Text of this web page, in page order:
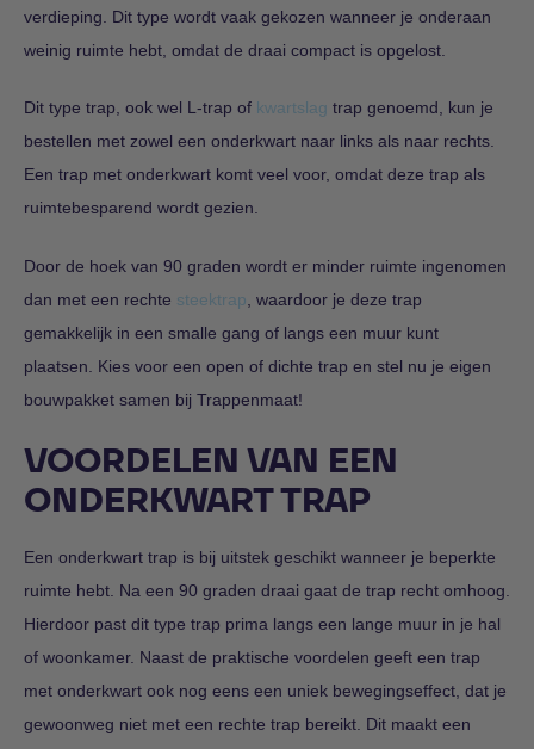
verdieping. Dit type wordt vaak gekozen wanneer je onderaan
weinig ruimte hebt, omdat de draai compact is opgelost.
Dit type trap, ook wel L-trap of kwartslag trap genoemd, kun je
bestellen met zowel een onderkwart naar links als naar rechts.
Een trap met onderkwart komt veel voor, omdat deze trap als
ruimtebesparend wordt gezien.
Door de hoek van 90 graden wordt er minder ruimte ingenomen
dan met een rechte steektrap , waardoor je deze trap
gemakkelijk in een smalle gang of langs een muur kunt
plaatsen. Kies voor een open of dichte trap en stel nu je eigen
bouwpakket samen bij Trappenmaat!
VOORDELEN VAN EEN
ONDERKWART TRAP
Een onderkwart trap is bij uitstek geschikt wanneer je beperkte
ruimte hebt. Na een 90 graden draai gaat de trap recht omhoog.
Hierdoor past dit type trap prima langs een lange muur in je hal
of woonkamer. Naast de praktische voordelen geeft een trap
met onderkwart ook nog eens een uniek bewegingseffect, dat je
gewoonweg niet met een rechte trap bereikt. Dit maakt een